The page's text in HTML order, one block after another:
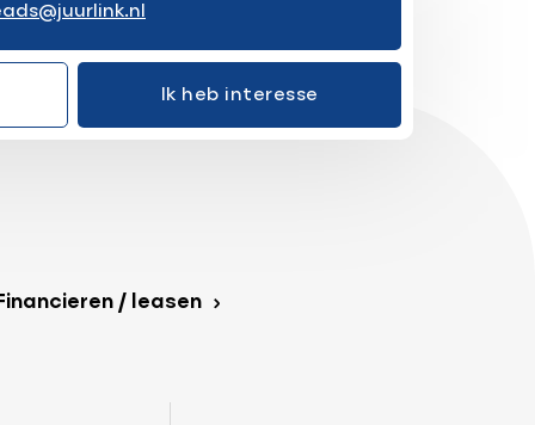
Ik heb interesse
/ leasen